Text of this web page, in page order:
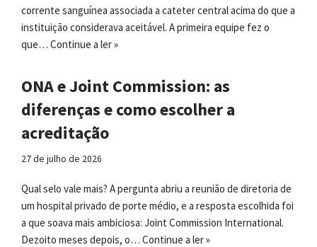
corrente sanguínea associada a cateter central acima do que a
instituição considerava aceitável. A primeira equipe fez o
que… Continue a ler »
ONA e Joint Commission: as
diferenças e como escolher a
acreditação
27 de julho de 2026
Qual selo vale mais? A pergunta abriu a reunião de diretoria de
um hospital privado de porte médio, e a resposta escolhida foi
a que soava mais ambiciosa: Joint Commission International.
Dezoito meses depois, o… Continue a ler »